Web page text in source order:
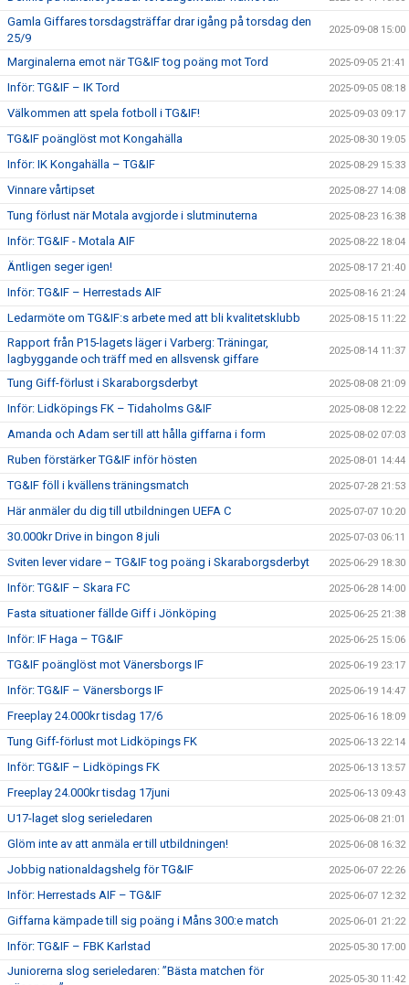
Gamla Giffares torsdagsträffar drar igång på torsdag den
25/9
2025-09-08 15:00
Marginalerna emot när TG&IF tog poäng mot Tord 2025-09-05 21:41
Inför: TG&IF – IK Tord 2025-09-05 08:18
Välkommen att spela fotboll i TG&IF! 2025-09-03 09:17
TG&IF poänglöst mot Kongahälla 2025-08-30 19:05
Inför: IK Kongahälla – TG&IF 2025-08-29 15:33
Vinnare vårtipset 2025-08-27 14:08
Tung förlust när Motala avgjorde i slutminuterna 2025-08-23 16:38
Inför: TG&IF - Motala AIF 2025-08-22 18:04
Äntligen seger igen! 2025-08-17 21:40
Inför: TG&IF – Herrestads AIF 2025-08-16 21:24
Ledarmöte om TG&IF:s arbete med att bli kvalitetsklubb 2025-08-15 11:22
Rapport från P15-lagets läger i Varberg: Träningar,
lagbyggande och träff med en allsvensk giffare
2025-08-14 11:37
Tung Giff-förlust i Skaraborgsderbyt 2025-08-08 21:09
Inför: Lidköpings FK – Tidaholms G&IF 2025-08-08 12:22
Amanda och Adam ser till att hålla giffarna i form 2025-08-02 07:03
Ruben förstärker TG&IF inför hösten 2025-08-01 14:44
TG&IF föll i kvällens träningsmatch 2025-07-28 21:53
Här anmäler du dig till utbildningen UEFA C 2025-07-07 10:20
30.000kr Drive in bingon 8 juli 2025-07-03 06:11
Sviten lever vidare – TG&IF tog poäng i Skaraborgsderbyt 2025-06-29 18:30
Inför: TG&IF – Skara FC 2025-06-28 14:00
Fasta situationer fällde Giff i Jönköping 2025-06-25 21:38
Inför: IF Haga – TG&IF 2025-06-25 15:06
TG&IF poänglöst mot Vänersborgs IF 2025-06-19 23:17
Inför: TG&IF – Vänersborgs IF 2025-06-19 14:47
Freeplay 24.000kr tisdag 17/6 2025-06-16 18:09
Tung Giff-förlust mot Lidköpings FK 2025-06-13 22:14
Inför: TG&IF – Lidköpings FK 2025-06-13 13:57
Freeplay 24.000kr tisdag 17juni 2025-06-13 09:43
U17-laget slog serieledaren 2025-06-08 21:01
Glöm inte av att anmäla er till utbildningen! 2025-06-08 16:32
Jobbig nationaldagshelg för TG&IF 2025-06-07 22:26
Inför: Herrestads AIF – TG&IF 2025-06-07 12:32
Giffarna kämpade till sig poäng i Måns 300:e match 2025-06-01 21:22
Inför: TG&IF – FBK Karlstad 2025-05-30 17:00
Juniorerna slog serieledaren: ”Bästa matchen för
2025-05-30 11:42